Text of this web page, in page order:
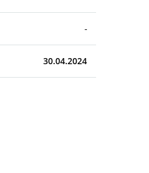
-
30.04.2024